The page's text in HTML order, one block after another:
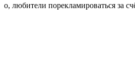
о, любители порекламироваться за